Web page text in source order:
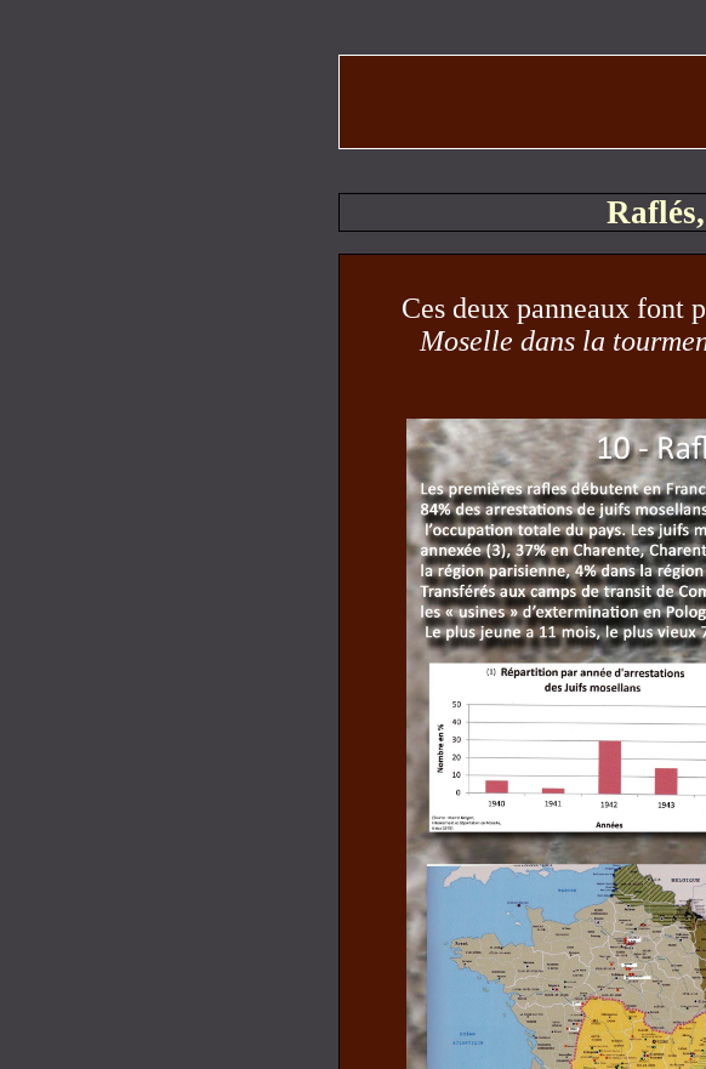
Ces deux panneaux font
Moselle dans la